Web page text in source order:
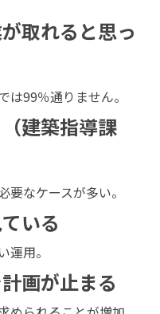
取れると思っ
99％通りません。
建築指導課
なケースが多い。
いる
用。
画が止まる